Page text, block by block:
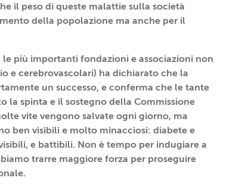
il peso di queste malattie sulla società
della popolazione ma anche per il
più importanti fondazioni e associazioni non
e cerebrovascolari) ha dichiarato che la
un successo, e conferma che le tante
la spinta e il sostegno della Commissione
vite vengono salvate ogni giorno, ma
ben visibili e molto minacciosi: diabete e
e battibili. Non è tempo per indugiare a
trarre maggiore forza per proseguire